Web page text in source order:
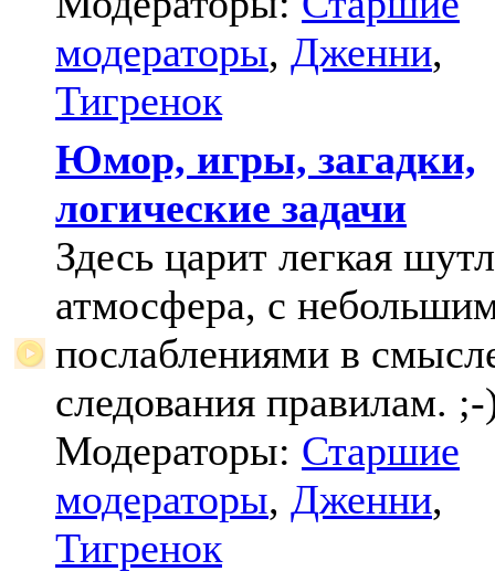
модераторы, Дженни,
Тигренок
Юмор, игры, загадки,
логические задачи
Здесь царит легкая
атмосфера, с
послаблениями в
следования правилам.
Модераторы: Старшие
модераторы, Дженни,
Тигренок